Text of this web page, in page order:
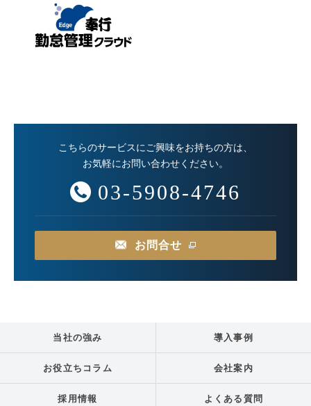
こちらのサービスにご興味をお持ちの方は、
お気軽にお問い合わせください。
03-5908-4746
お問合せ
当社の強み 導入事例
お役立ちコラム 会社案内
採用情報 よくある質問